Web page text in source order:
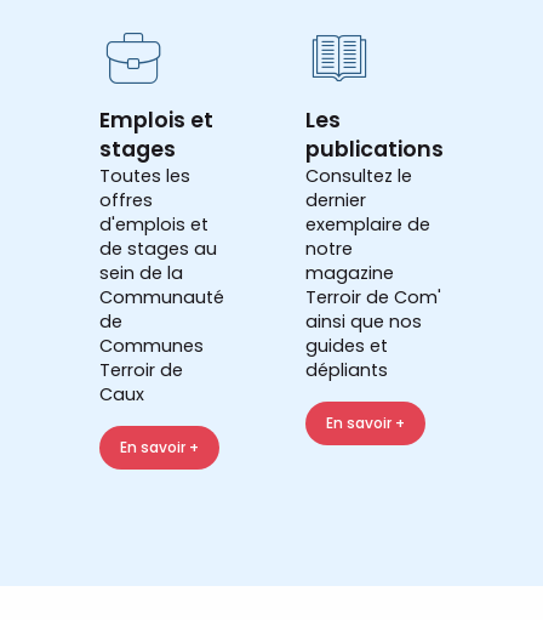
Emplois et
stages
Toutes les
offres
d'emplois et
de stages au
sein de la
Communauté
de
Communes
Terroir de
Caux
En savoir +
Les
publications
Consultez le
dernier
exemplaire de
notre
magazine
Terroir de Com'
ainsi que nos
guides et
dépliants
En savoir +